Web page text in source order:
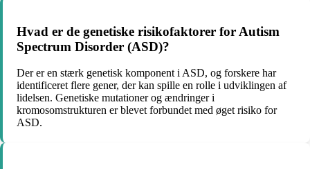
Hvad er de genetiske risikofaktorer for Autism
Spectrum Disorder (ASD)?
Der er en stærk genetisk komponent i ASD, og forskere har
identificeret flere gener, der kan spille en rolle i udviklingen af
lidelsen. Genetiske mutationer og ændringer i
kromosomstrukturen er blevet forbundet med øget risiko for
ASD.